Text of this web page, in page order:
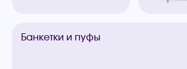
Банкетки и пуфы